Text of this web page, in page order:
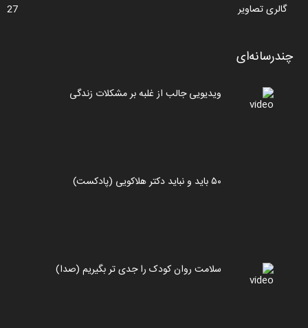
گالری تصاویر
27
چندرسانه‌ای
ویدیویی جالب از غلبه بر مشکلات زندگی
۵۰ باید و نباید دکتر هلاکویی (پادکست)
سلامت روان کودک را جدی تر بگیریم (صدا)